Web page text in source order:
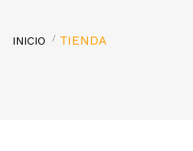
INICIO TIENDA